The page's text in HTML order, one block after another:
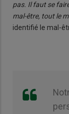
pas. Il faut se
mal-être, tout le
identifié le mal-